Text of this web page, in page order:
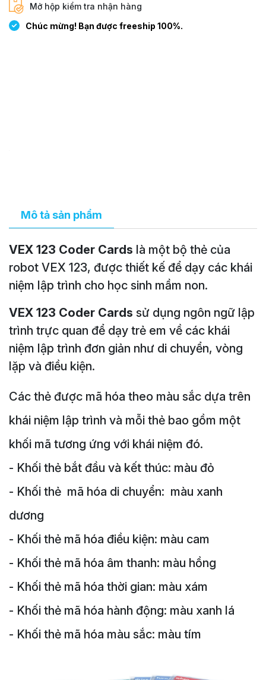
Mở hộp kiểm tra nhận hàng
Chúc mừng! Bạn được freeship 100%.
Mô tả sản phẩm
VEX 123 Coder Cards là một bộ thẻ của
robot VEX 123, được thiết kế để dạy các khái
niệm lập trình cho học sinh mầm non.
VEX 123 Coder Cards sử dụng ngôn ngữ lập
trình trực quan để dạy trẻ em về các khái
niệm lập trình đơn giản như di chuyển, vòng
lặp và điều kiện.
Các thẻ được mã hóa theo màu sắc dựa trên
khái niệm lập trình và mỗi thẻ bao gồm một
khối mã tương ứng với khái niệm đó.
- Khối thẻ bắt đầu và kết thúc: màu đỏ
- Khối thẻ mã hóa di chuyển: màu xanh
dương
- Khối thẻ mã hóa điều kiện: màu cam
- Khối thẻ mã hóa âm thanh: màu hồng
- Khối thẻ mã hóa thời gian: màu xám
- Khối thẻ mã hóa hành động: màu xanh lá
- Khối thẻ mã hóa màu sắc: màu tím